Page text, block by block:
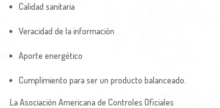
Calidad sanitaria
Veracidad de la información
Aporte energético
Cumplimiento para ser un producto balanceado.
La Asociación Americana de Controles Oficiales